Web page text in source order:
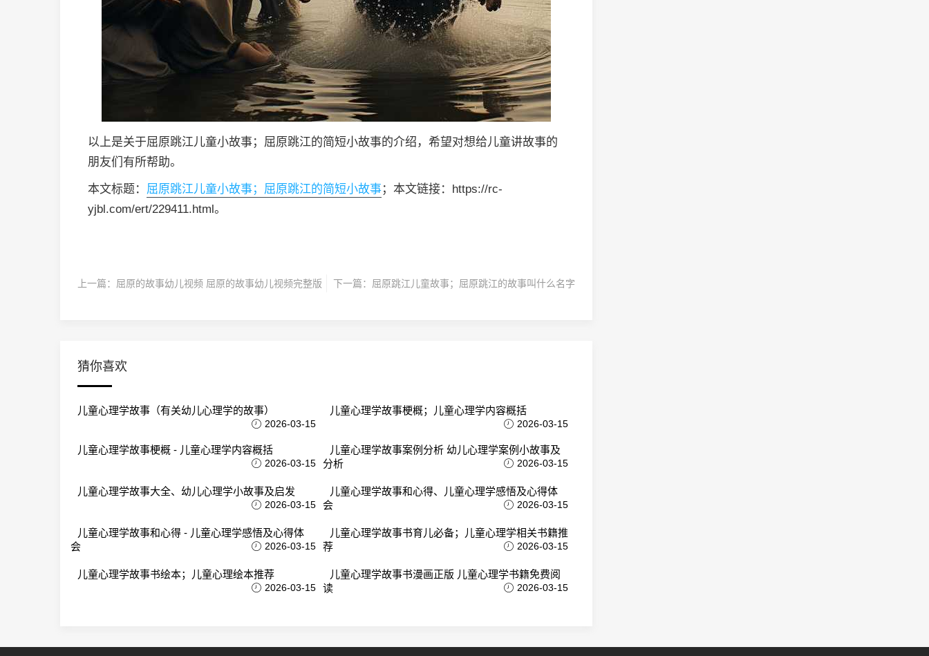
以上是关于屈原跳江儿童小故事；屈原跳江的简短小故事的介绍，希望对想给儿童讲故事的
朋友们有所帮助。
本文标题： 屈原跳江儿童小故事；屈原跳江的简短小故事；本文链接：https://rc-
yjbl.com/ert/229411.html。
上一篇： 屈原的故事幼儿视频 屈原的故事幼儿视频完整版 下一篇： 屈原跳江儿童故事；屈原跳江的故事叫什么名字
猜你喜欢
儿童心理学故事（有关幼儿心理学的故事）
2026-03-15
儿童心理学故事梗概；儿童心理学内容概括
2026-03-15
儿童心理学故事梗概 - 儿童心理学内容概括
2026-03-15
儿童心理学故事案例分析 幼儿心理学案例小故事及
分析
2026-03-15
儿童心理学故事大全、幼儿心理学小故事及启发
2026-03-15
儿童心理学故事和心得、儿童心理学感悟及心得体
会
2026-03-15
儿童心理学故事和心得 - 儿童心理学感悟及心得体
会
2026-03-15
儿童心理学故事书育儿必备；儿童心理学相关书籍推
荐
2026-03-15
儿童心理学故事书绘本；儿童心理绘本推荐
2026-03-15
儿童心理学故事书漫画正版 儿童心理学书籍免费阅
读
2026-03-15